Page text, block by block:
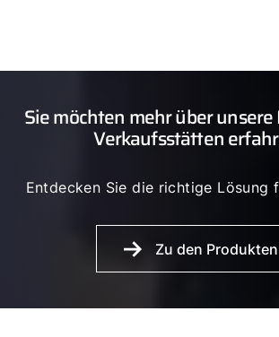
Individuell ausgelegtes
größerer Gebäude
WOLF WRS-K-System für ein
Niedriger Schalldruckpegel für
ungestörten Betrieb im direkten
Kundenumfeld
Sie möchten mehr über
Verkaufsstätten
Entdecken Sie die richtige Lösung
Zu den Produkten